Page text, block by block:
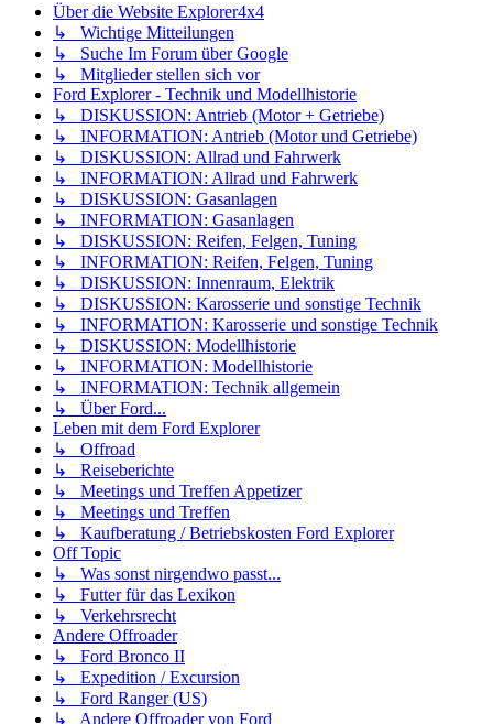
Über die Website Explorer4x4
↳ Wichtige Mitteilungen
↳ Suche Im Forum über Google
↳ Mitglieder stellen sich vor
Ford Explorer - Technik und Modellhistorie
↳ DISKUSSION: Antrieb (Motor + Getriebe)
↳ INFORMATION: Antrieb (Motor und Getriebe)
↳ DISKUSSION: Allrad und Fahrwerk
↳ INFORMATION: Allrad und Fahrwerk
↳ DISKUSSION: Gasanlagen
↳ INFORMATION: Gasanlagen
↳ DISKUSSION: Reifen, Felgen, Tuning
↳ INFORMATION: Reifen, Felgen, Tuning
↳ DISKUSSION: Innenraum, Elektrik
↳ DISKUSSION: Karosserie und sonstige Technik
↳ INFORMATION: Karosserie und sonstige Technik
↳ DISKUSSION: Modellhistorie
↳ INFORMATION: Modellhistorie
↳ INFORMATION: Technik allgemein
↳ Über Ford...
Leben mit dem Ford Explorer
↳ Offroad
↳ Reiseberichte
↳ Meetings und Treffen Appetizer
↳ Meetings und Treffen
↳ Kaufberatung / Betriebskosten Ford Explorer
Off Topic
↳ Was sonst nirgendwo passt...
↳ Futter für das Lexikon
↳ Verkehrsrecht
Andere Offroader
↳ Ford Bronco II
↳ Expedition / Excursion
↳ Ford Ranger (US)
↳ Andere Offroader von Ford